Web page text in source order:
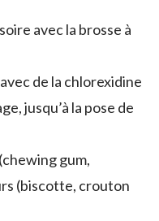
avec la brosse à
de la chlorexidine
jusqu’à la pose de
gum,
(biscotte, crouton